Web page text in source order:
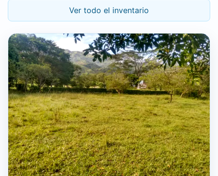
Ver todo el inventario